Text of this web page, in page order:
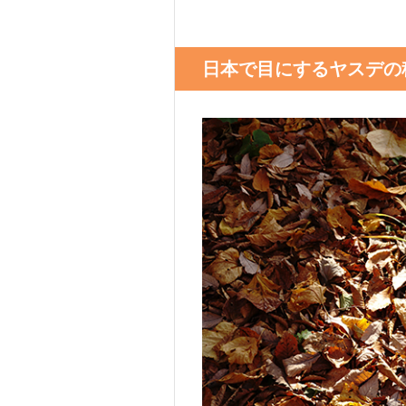
日本で目にするヤスデ